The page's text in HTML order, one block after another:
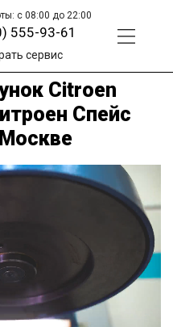
с 08:00 до 22:00
555-93-61
сервис
Citroen
Спейс